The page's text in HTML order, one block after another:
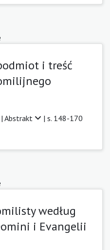
i treść
Abstrakt | s. 148-170
według
i Evangelii